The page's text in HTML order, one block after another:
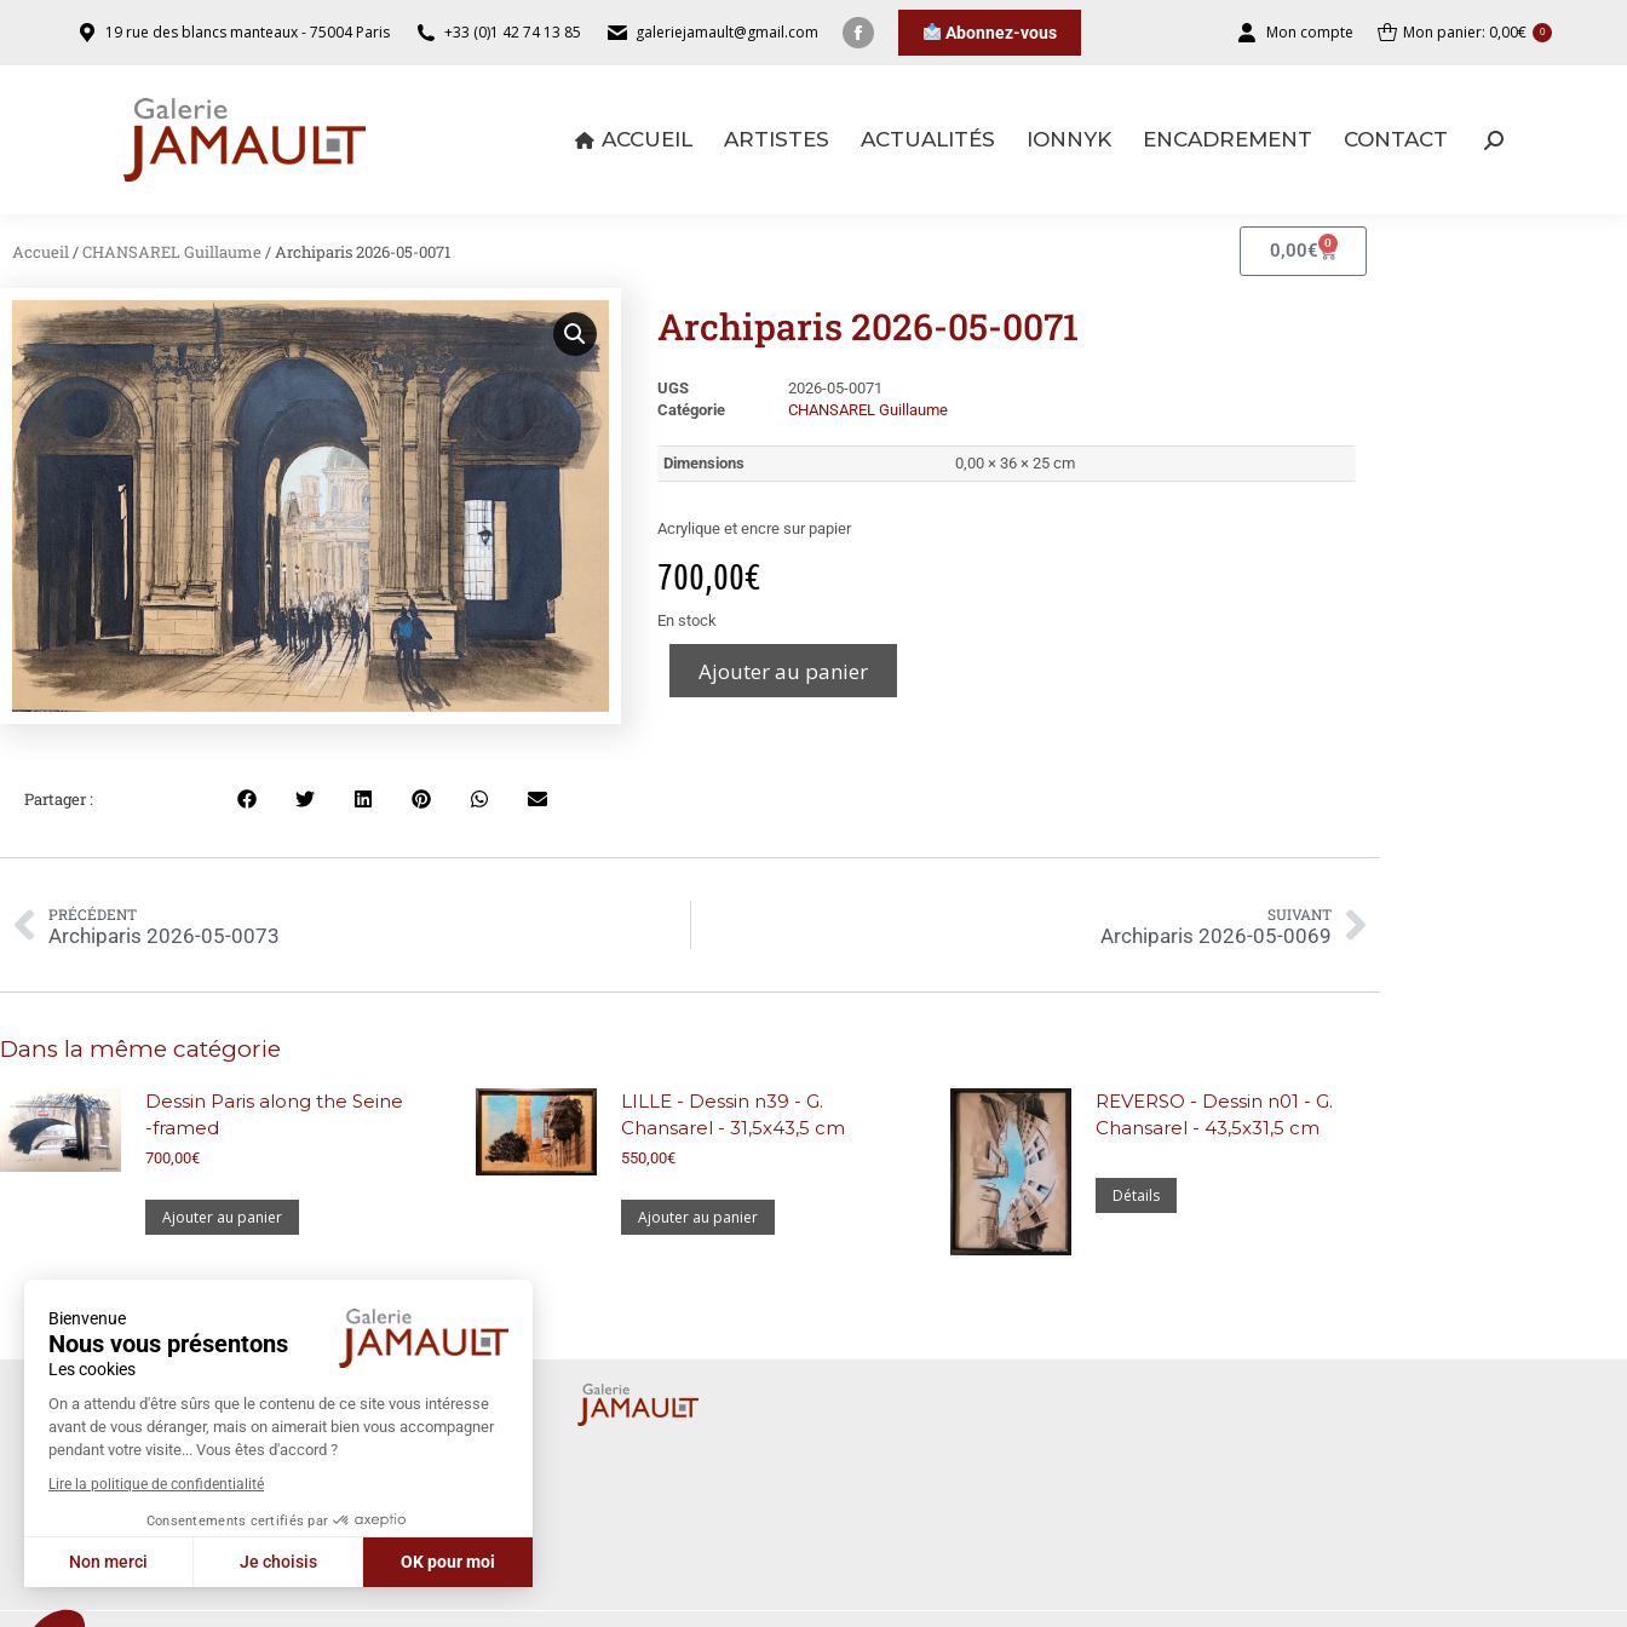
Bienvenue
Nous vous présentons
Les cookies
On a attendu d'être sûrs que le contenu de ce site vous intéresse
avant de vous déranger, mais on aimerait bien vous accompagner
pendant votre visite... Vous êtes d'accord ?
Lire la politique de confidentialité
Consentements certifiés par
Non merci Je choisis OK pour moi
19 rue des blancs manteaux - 75004 Paris +33 (0)1 42 74 13 85 galeriejamault@gmail.com Abonnez-vous Mon compte Mon panier: 0,00€ 0
ACCUEIL ARTISTES ACTUALITÉS IONNYK ENCADREMENT CONTACT
Accueil /CHANSAREL Guillaume / Archiparis 2026-05-0071 0,00€ 0
Archiparis 2026-05-0071
UGS
2026-05-0071
Catégorie
CHANSAREL Guillaume
Dimensions 0,00 × 36 × 25 cm
Acrylique et encre sur papier
700,00€
En stock
Ajouter au panier
Partager :
PRÉCÉDENT
Archiparis 2026-05-0073
SUIVANT
Archiparis 2026-05-0069
Dans la même catégorie
Dessin Paris along the Seine
-framed
700,00€
Ajouter au panier
LILLE - Dessin n39 - G.
Chansarel - 31,5x43,5 cm
550,00€
Ajouter au panier
REVERSO - Dessin n01 - G.
Chansarel - 43,5x31,5 cm
Détails
Coordonnées
galeriejamault@gmail.com